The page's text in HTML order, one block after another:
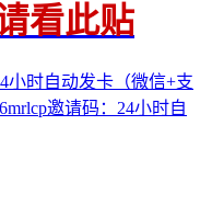
看此贴
小时自动发卡（微信+支
邀请码：24小时自